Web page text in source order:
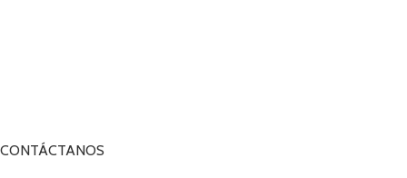
CONTÁCTANOS